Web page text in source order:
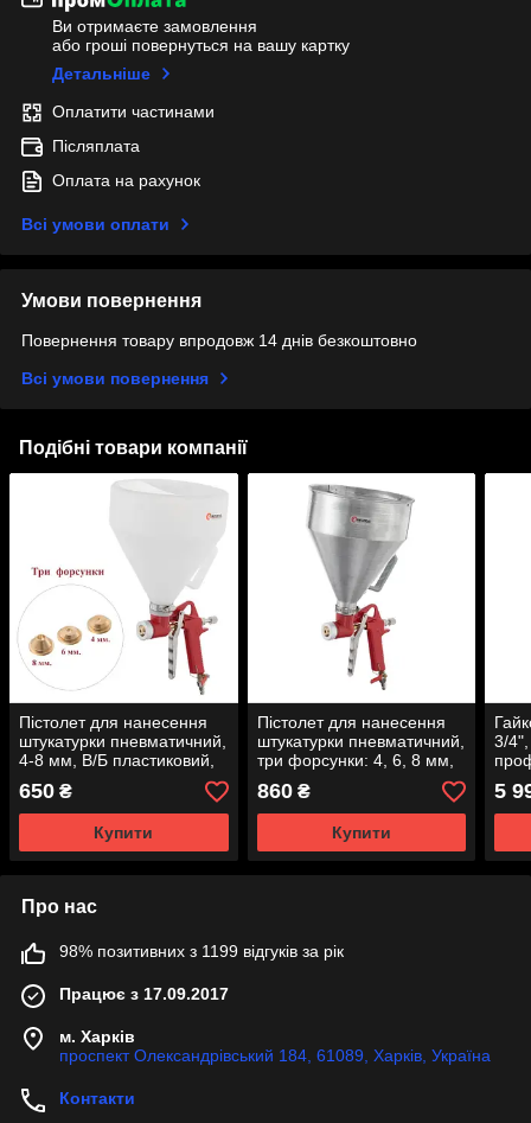
Ви отримаєте замовлення
або гроші повернуться на вашу картку
Детальніше
Оплатити частинами
Післяплата
Оплата на рахунок
Всі умови оплати
Умови повернення
Повернення товару впродовж 14 днів безкоштовно
Всі умови повернення
Подібні товари компанії
Пістолет для нанесення
штукатурки пневматичний,
4-8 мм, В/Б пластиковий,
INTERTOOL PT-0402
650 ₴
Купити
Пістолет для нанесення
штукатурки пневматичний,
три форсунки: 4, 6, 8 мм,
бар INTERTOOL PT-0401
860₴
Купити
3/
PT-
5
Про нас
98% позитивних з 1199 відгуків за рік
Працює з 17.09.2017
м. Харків
проспект Олександрівський 184, 61089, Харків, Україна
Контакти